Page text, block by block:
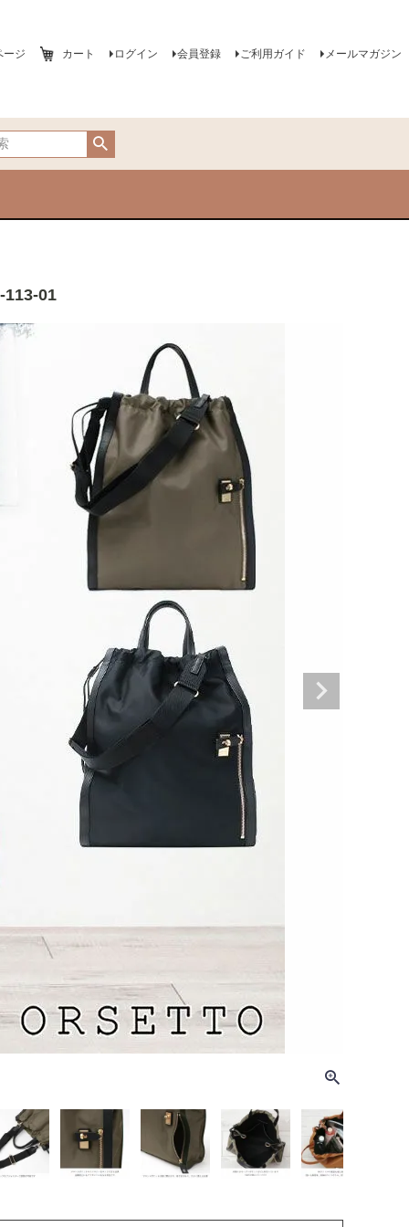
ージ カート ログイン 会員登録 ご利用ガイド メールマガジン
113-01